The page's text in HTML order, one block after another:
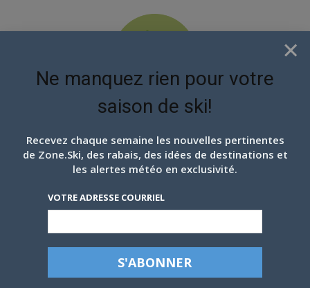
EN ATTENDANT LES
CHIC CHAC, LE MONT
YORK, FÉVRIER 2019
Danny Gosselin - 10 février 2019
×
Ne manquez rien pour votre
saison de ski!
Recevez chaque semaine les nouvelles pertinentes
de Zone.Ski, des rabais, des idées de destinations et
les alertes météo en exclusivité.
VOTRE ADRESSE COURRIEL